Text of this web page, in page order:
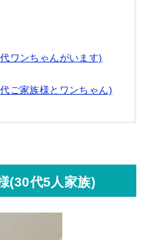
ワンちゃんがいます)
ご家族様とワンちゃん)
(30代5人家族)